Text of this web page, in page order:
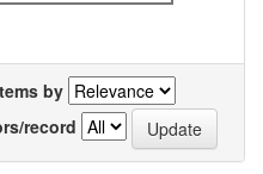
by
record